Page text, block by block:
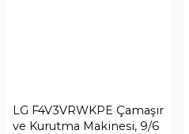
LG F4V3VRWKPE Çamaşır
ve Kurutma Makinesi, 9/6